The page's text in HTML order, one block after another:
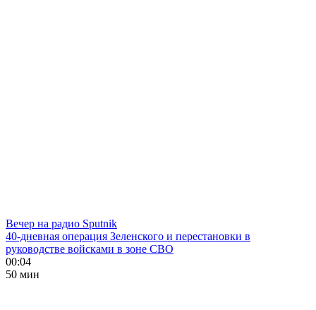
Вечер на радио Sputnik
40-дневная операция Зеленского и перестановки в
руководстве войсками в зоне СВО
00:04
50 мин